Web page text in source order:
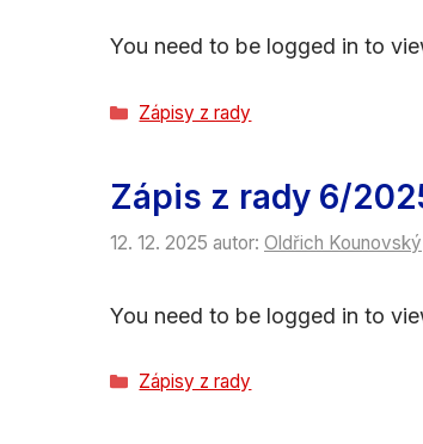
You need to be logged in to
Rubriky
Zápisy z rady
Zápis z rady 6/
12. 12. 2025 autor: Oldřich Kounovský
You need to be logged in to
Rubriky
Zápisy z rady